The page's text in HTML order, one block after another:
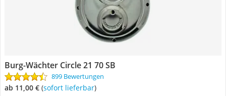
Burg-Wächter Circle 21 70 SB
899 Bewertungen
ab 11,00 € ( Sofort lieferbar)